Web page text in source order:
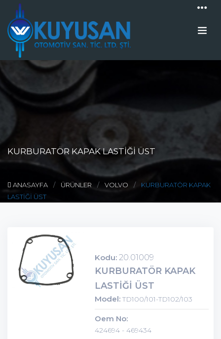
KURBURATÖR KAPAK LASTİĞİ ÜST
ANASAYFA ÜRÜNLER VOLVO
KURBURATÖR KAPAK
LASTİĞİ ÜST
Kodu: 20.01009
KURBURATÖR KAPAK
LASTİĞİ ÜST
Model: TD100/101-TD102/103
Oem No:
424694 - 469434